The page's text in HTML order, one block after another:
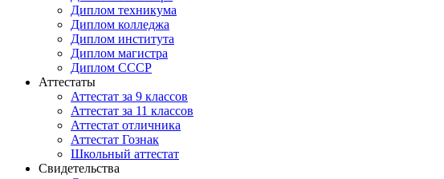
Диплом техникума
Диплом колледжа
Диплом института
Диплом магистра
Диплом СССР
Аттестаты
Аттестат за 9 классов
Аттестат за 11 классов
Аттестат отличника
Аттестат Гознак
Школьный аттестат
Свидетельства